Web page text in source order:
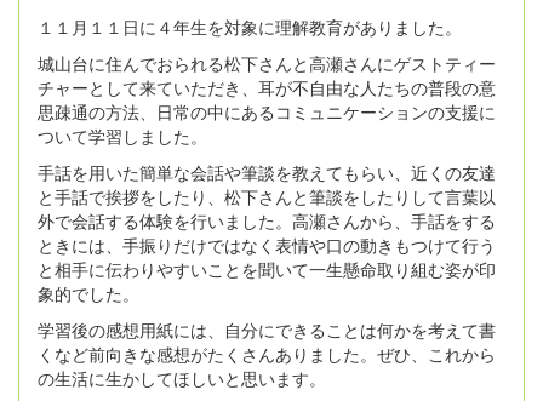
１１月１１日に４年生を対象に理解教育がありました。
城山台に住んでおられる松下さんと高瀬さんにゲストティー
チャーとして来ていただき、耳が不自由な人たちの普段の意
思疎通の方法、日常の中にあるコミュニケーションの支援に
ついて学習しました。
手話を用いた簡単な会話や筆談を教えてもらい、近くの友達
と手話で挨拶をしたり、松下さんと筆談をしたりして言葉以
外で会話する体験を行いました。高瀬さんから、手話をする
ときには、手振りだけではなく表情や口の動きもつけて行う
と相手に伝わりやすいことを聞いて一生懸命取り組む姿が印
象的でした。
学習後の感想用紙には、自分にできることは何かを考えて書
くなど前向きな感想がたくさんありました。ぜひ、これから
の生活に生かしてほしいと思います。